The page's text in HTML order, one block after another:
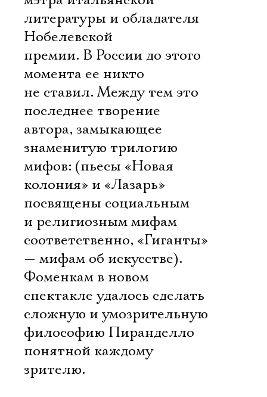
литературы и обладателя
Нобелевской
премии. В России до этого
момента ее никто
не ставил. Между тем это
последнее творение
автора, замыкающее
знаменитую трилогию
мифов: (пьесы «Новая
колония» и «Лазарь»
посвящены социальным
и религиозным мифам
соответственно, «Гиганты»
— мифам об искусстве).
Фоменкам в новом
спектакле удалось сделать
сложную и умозрительную
философию Пиранделло
понятной каждому
зрителю.